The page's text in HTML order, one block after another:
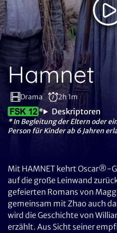
Hamnet
Drama 2h 1m
* Deskriptoren
* In Begleitung der Eltern oder
Person für Kinder ab 6 Jahren
Mit HAMNET kehrt Oscar®-
auf die große Leinwand
gefeierten Romans von
gemeinsam mit Zhao auch
wird die Geschichte von
erzählt. Aus Sicht seiner